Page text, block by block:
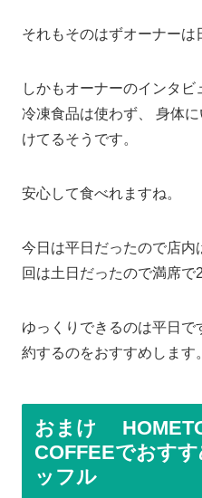
それもそのはずオーナーは
しかもオーナーのインタビ
冷凍食品は使わず、 身体
けてるそうです。
安心して食べれますね。
今日は平日だったので店
回は土日だったので満席で
ゆっくりできるのは平日
約するのをおすすめします。
おまけ
COFFEEでおす
ッフル